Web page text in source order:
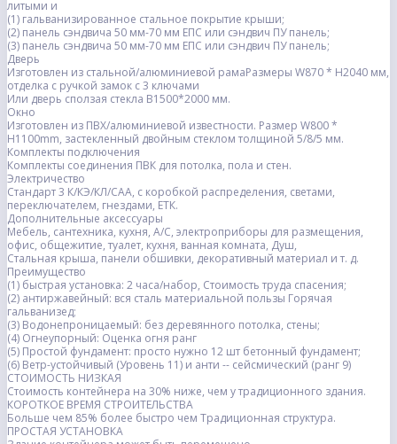
литыми и
(1) гальванизированное стальное покрытие крыши;
(2) панель сэндвича 50 мм-70 мм ЕПС или сэндвич ПУ панель;
(3) панель сэндвича 50 мм-70 мм ЕПС или сэндвич ПУ панель;
Дверь
Изготовлен из стальной/алюминиевой рамаРазмеры W870 * H2040 мм,
отделка с ручкой замок с 3 ключами
Или дверь сползая стекла В1500*2000 мм.
Окно
Изготовлен из ПВХ/алюминиевой известности. Размер W800 *
H1100mm, застекленный двойным стеклом толщиной 5/8/5 мм.
Комплекты подключения
Комплекты соединения ПВК для потолка, пола и стен.
Электричество
Стандарт 3 К/КЭ/КЛ/САА, с коробкой распределения, светами,
переключателем, гнездами, ЕТК.
Дополнительные аксессуары
Мебель, сантехника, кухня, A/C, электроприборы для размещения,
офис, общежитие, туалет, кухня, ванная комната, Душ,
Стальная крыша, панели обшивки, декоративный материал и т. д.
Преимущество
(1) быстрая установка: 2 часа/набор, Стоимость труда спасения;
(2) антиржавейный: вся сталь материальной пользы Горячая
гальванизед;
(3) Водонепроницаемый: без деревянного потолка, стены;
(4) Огнеупорный: Оценка огня ранг
(5) Простой фундамент: просто нужно 12 шт бетонный фундамент;
(6) Ветр-устойчивый (Уровень 11) и анти -- сейсмический (ранг 9)
СТОИМОСТЬ НИЗКАЯ
Стоимость контейнера на 30% ниже, чем у традиционного здания.
КОРОТКОЕ ВРЕМЯ СТРОИТЕЛЬСТВА
Больше чем 85% более быстро чем Традиционная структура.
ПРОСТАЯ УСТАНОВКА